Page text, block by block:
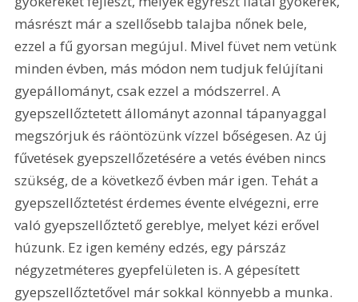
másrészt már a szellősebb talajba nőnek bele,
ezzel a fű gyorsan megújul. Mivel füvet nem vetünk
minden évben, más módon nem tudjuk felújítani
gyepállományt, csak ezzel a módszerrel. A
gyepszellőztetett állományt azonnal tápanyaggal
megszórjuk és ráöntözünk vízzel bőségesen. Az új
fűvetések gyepszellőzetésére a vetés évében nincs
szükség, de a következő évben már igen. Tehát a
gyepszellőztetést érdemes évente elvégezni, erre
való gyepszellőztető gereblye, melyet kézi erővel
húzunk. Ez igen kemény edzés, egy párszáz
négyzetméteres gyepfelületen is. A gépesített
gyepszellőztetővel már sokkal könnyebb a munka.